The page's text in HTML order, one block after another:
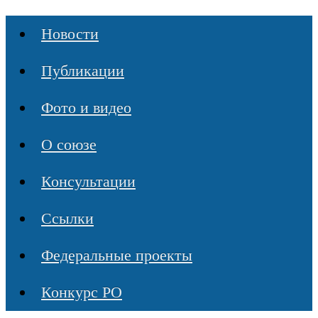
Новости
Публикации
Фото и видео
О союзе
Консультации
Ссылки
Федеральные проекты
Конкурс РО